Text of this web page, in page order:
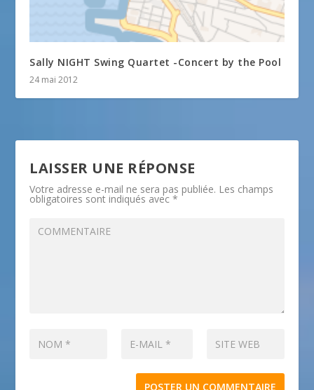
Sally NIGHT Swing Quartet -Concert by the Pool
24 mai 2012
LAISSER UNE RÉPONSE
Votre adresse e-mail ne sera pas publiée. Les champs
obligatoires sont indiqués avec*